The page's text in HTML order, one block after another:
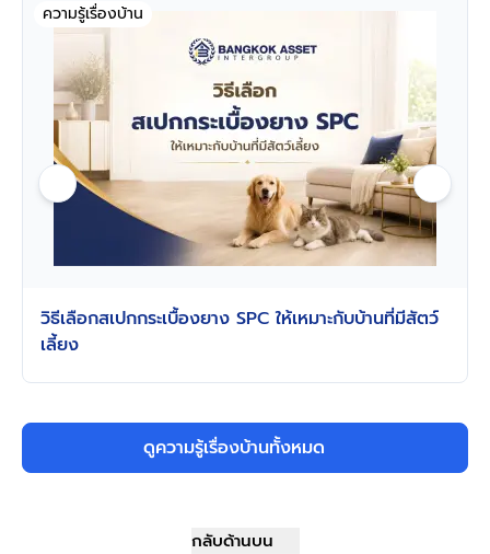
ความรู้เรื่องบ้าน
วิธีเลือกสเปกกระเบื้องยาง SPC ให้เหมาะกับบ้านที่มีสัตว์
เลี้ยง
ดูความรู้เรื่องบ้านทั้งหมด
กลับด้านบน